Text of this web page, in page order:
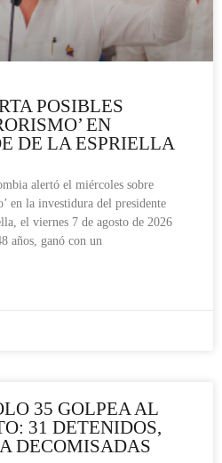
POSIBLES
EN
DE LA ESPRIELLA
alertó el miércoles sobre
en la investidura del presidente
el viernes 7 de agosto de 2026
años, ganó con un
35 GOLPEA AL
31 DETENIDOS,
DECOMISADAS